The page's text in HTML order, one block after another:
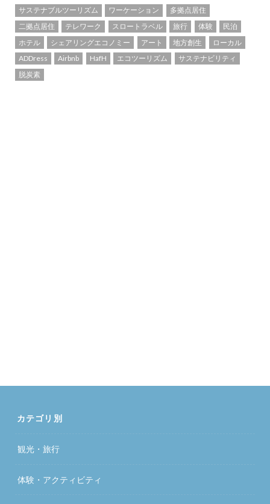
サステナブルツーリズム ワーケーション
多拠点居住
二拠点居住
テレワーク スロートラベル 旅行 体験
民泊
ホテル
シェアリングエコノミー アート 地方創生
ローカル
ADDress
Airbnb HafH エコツーリズム
サステナビリティ
脱炭素
カテゴリ別
観光・旅行
体験・アクティビティ